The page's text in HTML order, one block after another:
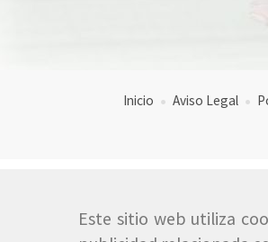
Este sitio web utiliza
Inicio Aviso Legal